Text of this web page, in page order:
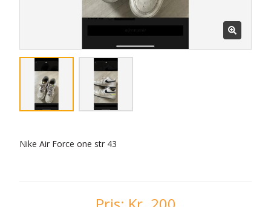
Nike Air Force one str 43